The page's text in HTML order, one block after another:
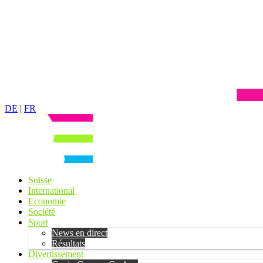
DE | FR
Suisse
International
Economie
Société
Sport
News en direct
Résultats
Divertissement